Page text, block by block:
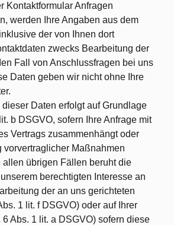
Kontaktformular Anfragen
werden Ihre Angaben aus dem
der von Ihnen dort
zwecks Bearbeitung der
Fall von Anschlussfragen bei uns
Daten geben wir nicht ohne Ihre
Daten erfolgt auf Grundlage
b DSGVO, sofern Ihre Anfrage mit
Vertrags zusammenhängt oder
vorvertraglicher Maßnahmen
allen übrigen Fällen beruht die
berechtigten Interesse an
der an uns gerichteten
1 lit. f DSGVO) oder auf Ihrer
Abs. 1 lit. a DSGVO) sofern diese